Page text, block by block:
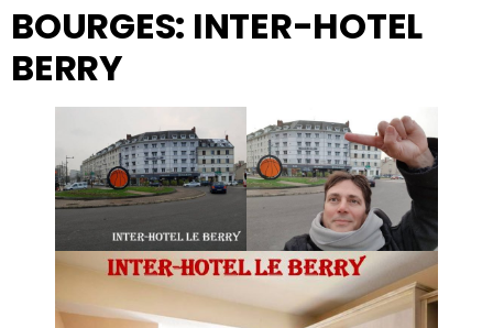
BOURGES: INTER-HOTEL
BERRY